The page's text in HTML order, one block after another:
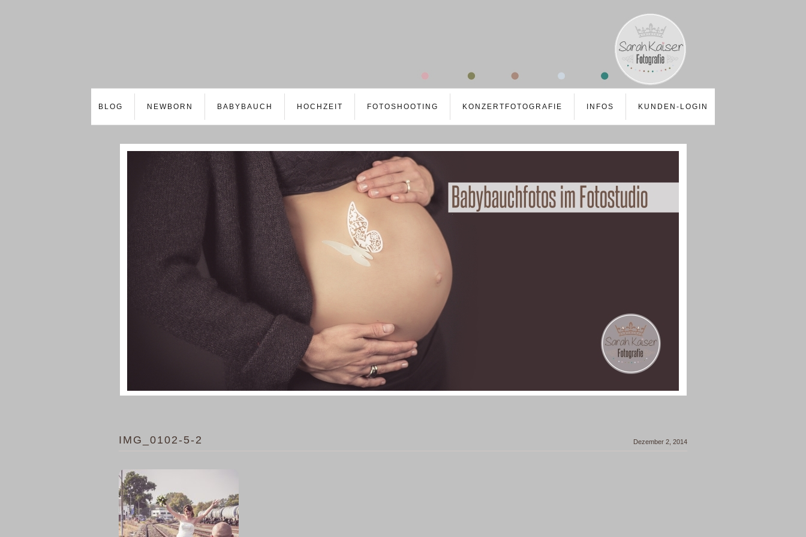
BLOG NEWBORN BABYBAUCH HOCHZEIT FOTOSHOOTING KONZERTFOTOGRAFIE INFOS KUNDEN-LOGIN
Dezember 2, 2014
IMG_0102-5-2